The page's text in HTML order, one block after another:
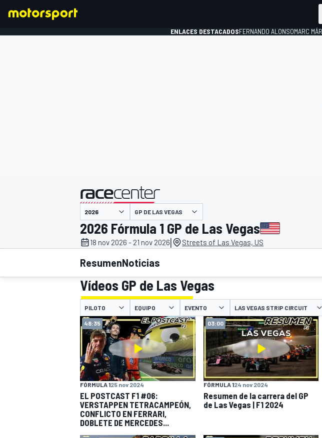
INDYCAR WRC
WEC FÓRMULA E
ENLACES DESTACADOSFERNANDO ALONSOMARC
presentado por
GP DE LAS VEGAS
2026 Fórmula 1 GP de Las Vegas
18 nov 2026 - 21 nov 2026| Streets of Las Vegas, US
ResumenNoticias
Vídeos GP de Las Vegas
PILOTO EQUIPO EVENTO LAS VEGAS STRIP CIRCUIT
48:35
FÓRMULA 125 nov 2024
EL POSTCAST F1 #06:
VERSTAPPEN TETRACAMPEÓN,
CONFLICTO EN FERRARI,
DOBLETE DE MERCEDES...
03:00
FÓRMULA 124 nov 2024
Resumen de la carrera del GP
de Las Vegas | F1 2024